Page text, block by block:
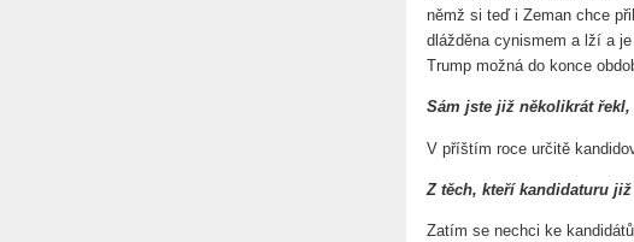
němž si teď i Zeman chce
dlážděna cynismem a lží a
Trump možná do konce
Sám jste již několikrát
V příštím roce určitě
Z těch, kteří kandidaturu
Zatím se nechci ke